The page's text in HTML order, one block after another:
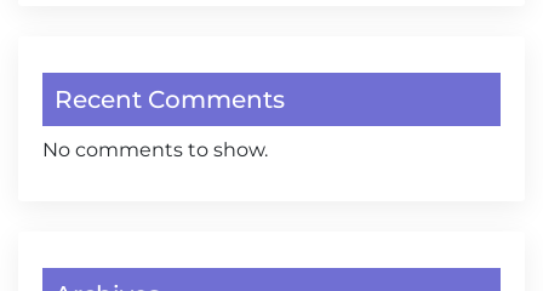
Recent Comments
No comments to show.